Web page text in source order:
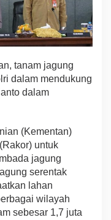
tanam jagung
dalam mendukung
dalam
(Kementan)
untuk
jagung
serentak
lahan
wilayah
sebesar 1,7 juta